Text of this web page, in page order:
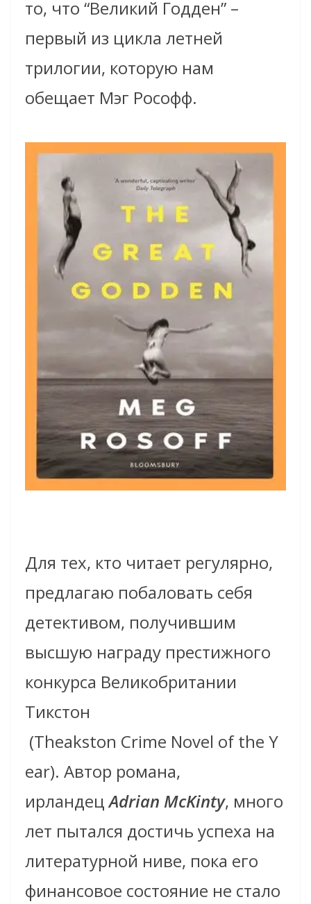
то, что “Великий Годден” –
первый из цикла летней
трилогии, которую нам
обещает Мэг Рософф.
Для тех, кто читает регулярно,
предлагаю побаловать себя
детективом, получившим
высшую награду престижного
конкурса Великобритании
Тикстон
(Theakston Crime Novel of the Y
ear). Автор романа,
ирландецAdrian McKinty, много
лет пытался достичь успеха на
литературной ниве, пока его
финансовое состояние не стало